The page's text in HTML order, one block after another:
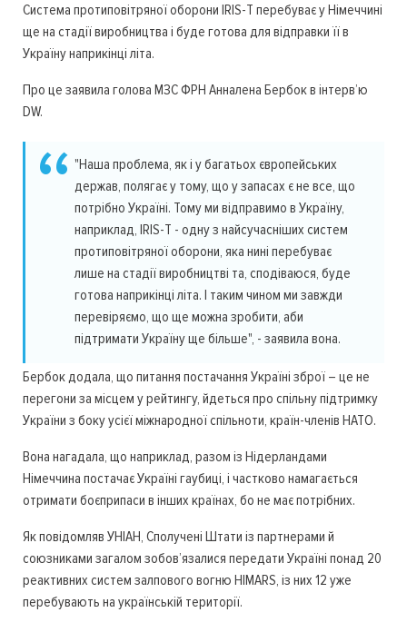
Система протиповітряної оборони IRIS-T перебуває у Німеччині
ще на стадії виробництва і буде готова для відправки її в
Україну наприкінці літа.
Про це заявила голова МЗС ФРН Анналена Бербок в інтерв’ю
DW.
"Наша проблема, як і у багатьох європейських
держав, полягає у тому, що у запасах є не все, що
потрібно Україні. Тому ми відправимо в Україну,
наприклад, IRIS-T - одну з найсучасніших систем
протиповітряної оборони, яка нині перебуває
лише на стадії виробництві та, сподіваюся, буде
готова наприкінці літа. І таким чином ми завжди
перевіряємо, що ще можна зробити, аби
підтримати Україну ще більше", - заявила вона.
Бербок додала, що питання постачання Україні зброї – це не
перегони за місцем у рейтингу, йдеться про спільну підтримку
України з боку усієї міжнародної спільноти, країн-членів НАТО.
Вона нагадала, що наприклад, разом із Нідерландами
Німеччина постачає Україні гаубиці, і частково намагається
отримати боєприпаси в інших країнах, бо не має потрібних.
Як повідомляв УНІАН, Сполучені Штати із партнерами й
союзниками загалом зобов’язалися передати Україні понад 20
реактивних систем залпового вогню HIMARS, із них 12 уже
перебувають на українській території.